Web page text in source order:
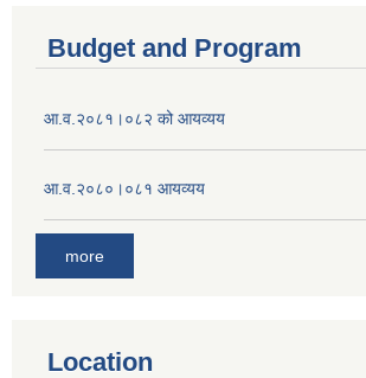
Budget and Program
आ.व.२०८१।०८२ को आयव्यय
आ.व.२०८०।०८१ आयव्यय
more
Location